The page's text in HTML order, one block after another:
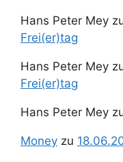
Hans Peter Mey
Frei(er)tag
Hans Peter Mey
Frei(er)tag
Hans Peter Mey
Money zu